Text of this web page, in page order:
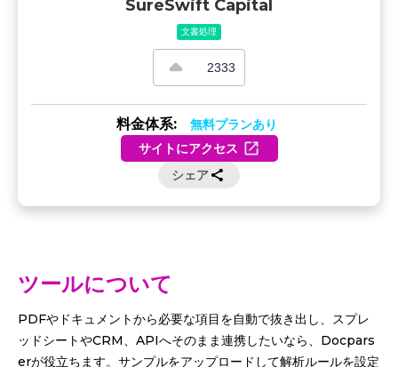
SureSwift Capital
文書処理
2333
料金体系: 無料プランあり
サイトにアクセス
シェア
ツールについて
PDFやドキュメントから必要な項目を自動で抜き出し、スプレ
ッドシートやCRM、APIへそのまま連携したいなら、Docpars
erが役立ちます。サンプルをアップロードして解析ルールを設定